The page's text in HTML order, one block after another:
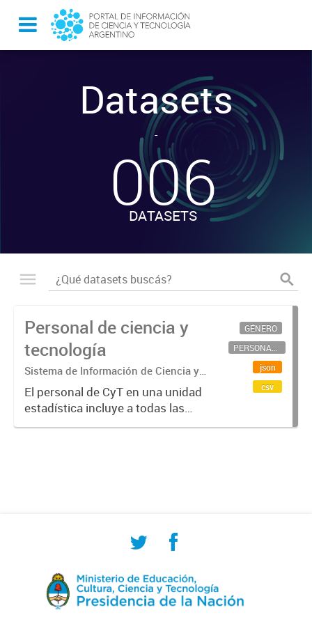
Datasets
-
006
DATASETS
Personal de ciencia y
tecnología
Sistema de Información de Ciencia y
Tecnología Argentino (SICYTAR)
El personal de CyT en una unidad
estadística incluye a todas las
personas involucradas
GÉNERO
PERSONAL CIENTÍFICO-TECNOLÓGICO
json
csv